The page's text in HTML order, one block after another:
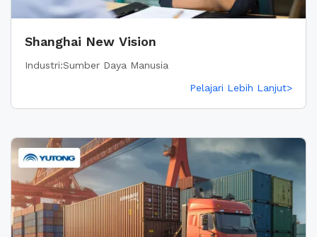
Shanghai New Vision
Industri:Sumber Daya Manusia
Pelajari Lebih Lanjut>